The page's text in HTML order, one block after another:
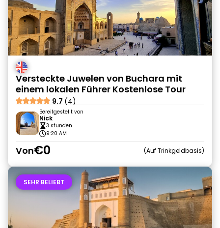
Versteckte Juwelen von Buchara mit
einem lokalen Führer Kostenlose Tour
9.7 (4)
Bereitgestellt von
Nick
3 stunden
9:20 AM
Von€0 Auf Trinkgeldbasis
SEHR BELIEBT